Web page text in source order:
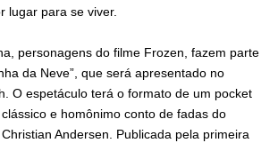
lugar para se viver.
personagens do filme Frozen, fazem parte
da Neve”, que será apresentado no
O espetáculo terá o formato de um pocket
e homônimo conto de fadas do
Andersen. Publicada pela primeira